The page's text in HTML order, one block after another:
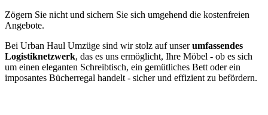
Zögern Sie nicht und sichern Sie sich umgehend die kostenfreien
Angebote.
Bei Urban Haul Umzüge sind wir stolz auf unserumfassendes
Logistiknetzwerk, das es uns ermöglicht, Ihre Möbel - ob es sich
um einen eleganten Schreibtisch, ein gemütliches Bett oder ein
imposantes Bücherregal handelt - sicher und effizient zu befördern.